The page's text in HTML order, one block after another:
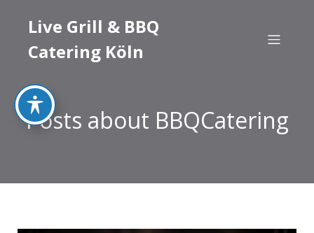
Live Grill & BBQ
Catering Köln
Posts about BBQCatering